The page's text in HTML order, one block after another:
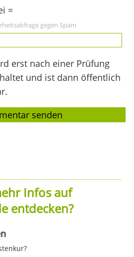
=
gegen Spam
erst nach einer Prüfung
und ist dann öffentlich
Infos auf
entdecken?